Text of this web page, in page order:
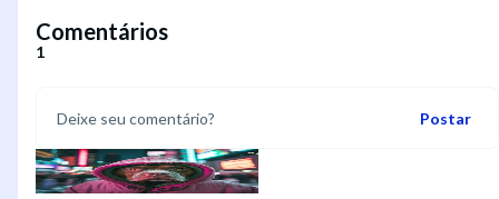
Comentários
1
Postar